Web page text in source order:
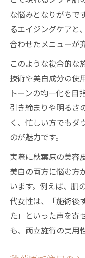
ダウンタイ
シワと美
秋葉原
シワ美白
速効性が
ダウン
透明感重視
シワと透
美白で透
秋葉原
シワと美
美白重
シワ改善と
シワと美
な悩みとなりがちで
るエイジングケアと
合わせたメニューが
このような複合的な
技術や美白成分の使
トーンの均一化を目
引き締まりや明るさ
く、忙しい方でもダ
のが魅力です。
実際に秋葉原の美容
美白の両方に悩む方
います。例えば、肌
代女性は、「施術後
た」といった声を寄
も、両立施術の実用